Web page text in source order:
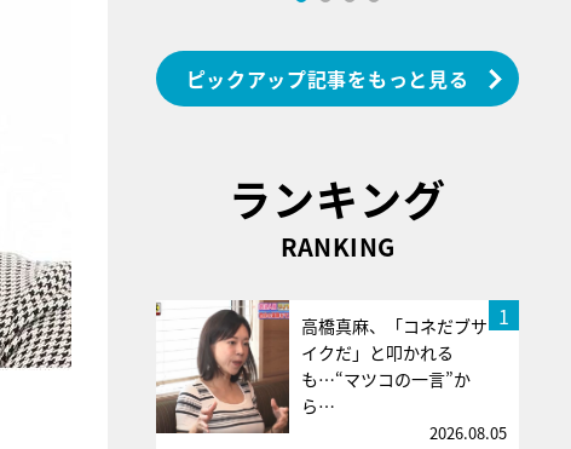
ピックアップ記事をもっと見る
ランキング
RANKING
1
高橋真麻、「コネだブサ
イクだ」と叩かれる
も…“マツコの一言”か
ら…
2026.08.05